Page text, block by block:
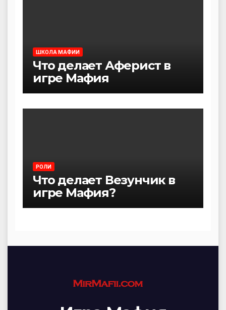
ШКОЛА МАФИИ
Что делает Аферист в
игре Мафия
РОЛИ
Что делает Везунчик в
игре Мафия?